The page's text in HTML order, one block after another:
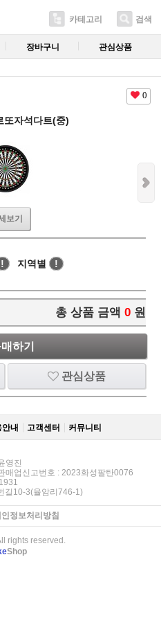
카테고리 검색
장바구니 관심상품
0
또자석다트(중)
보기
! 지역별
!
총 상품 금액 0 원
하기
관심상품
안내 고객센터 커뮤니티
영진
매업신고번호 : 2023화성팔탄0076
길10-3(율암리746-1)
인정보처리방침
rights reserved.
Shop